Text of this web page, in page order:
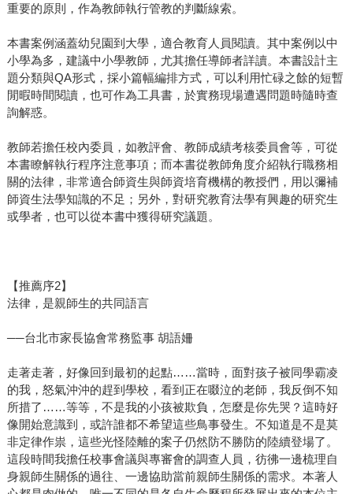
重要的原則，作為教師執行管教的判斷線索。
本書案例涵蓋幼兒園到大學，適合教育人員閱讀。其中案例以中
小學為多，建議中小學教師，尤其擔任導師者詳讀。本書設計主
題分類與QA形式，採小篇幅編排方式，可以利用忙碌之餘的短暫
閒暇時間閱讀，也可作為工具書，於實務現場遭遇問題時隨時查
詢解惑。
教師若擔任校內委員，如教評會、教師成績考核委員會等，可從
本書瞭解執行程序注意事項；而本書從教師角度介紹執行職務相
關的法律，非常適合師資生與師資培育機構的教授們，用以彌補
師資生法學知識的不足；另外，對研究教育法學有興趣的研究生
或學者，也可以從本書中獲得研究議題。
【推薦序2】
法律，是親師生的共同語言
──台北市家長協會常務監事 胡語姍
走著走著，好像回到最初的起點……當時，面對孩子被同學霸凌
的我，怒氣沖沖的趕到學校，看到正在啜泣的老師，我反倒不知
所措了……等等，不是我的小孩被欺負，怎麼是你先哭？這時好
像開始意識到，或許誰都不希望這些鳥事發生。不知道是不是莫
非定律作祟，這些光怪陸離的案子仍然防不勝防的陸續登場了。
這段時間我擔任校事會議與專審會的調查人員，彷彿一邊梳理自
身親師生關係的過往、一邊協助當前親師生關係的需求。本著人